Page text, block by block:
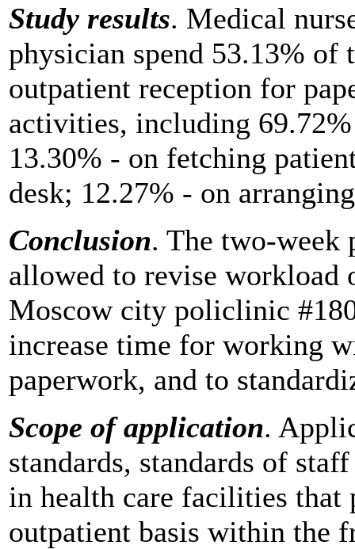
Study results. Medical
physician spend 53.13%
outpatient reception for
activities, including
13.30% - on fetching
desk; 12.27% - on
Conclusion. The two-week
allowed to revise workload
Moscow city policlinic
increase time for working
paperwork, and to
Scope of application.
standards, standards of
in health care facilities that
outpatient basis within the